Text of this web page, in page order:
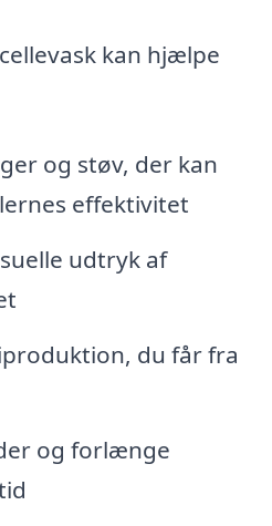
kan hjælpe
og støv, der kan
effektivitet
udtryk af
du får fra
og forlænge